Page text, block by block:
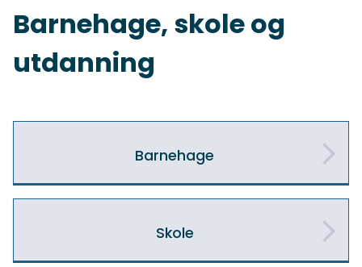
Barnehage, skole og
utdanning
Barnehage
Skole